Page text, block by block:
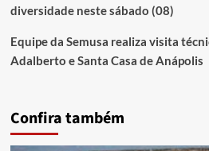
diversidade neste sábado (08)
Equipe da Semusa realiza visita
Adalberto e Santa Casa de Anápolis
Confira também